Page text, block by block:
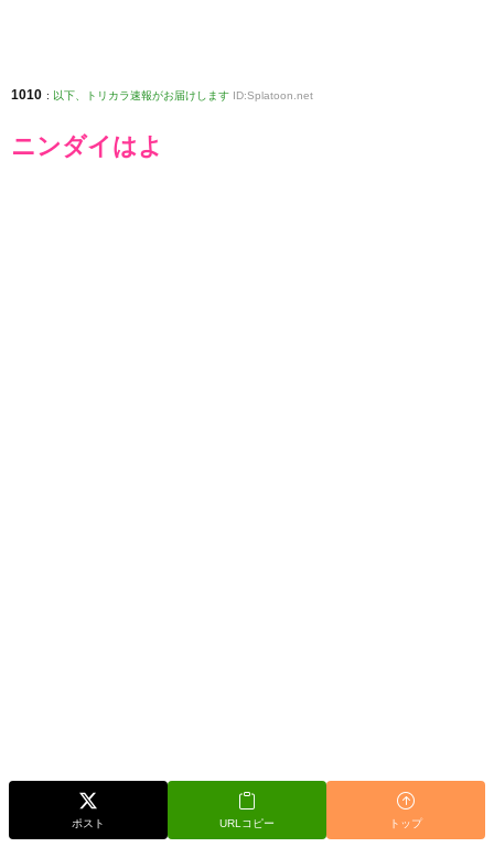
1010 : 以下、トリカラ速報がお届けします ID:Splatoon.net
ニンダイはよ
ポスト URLコピー トップ